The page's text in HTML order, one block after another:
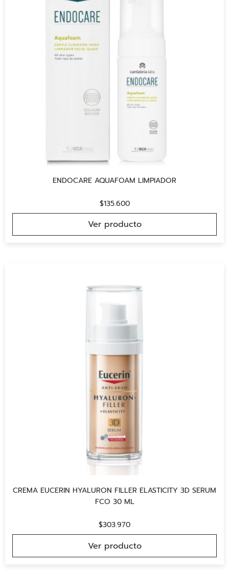
ENDOCARE AQUAFOAM LIMPIADOR
$135.600
Ver producto
CREMA EUCERIN HYALURON FILLER ELASTICITY 3D SERUM
FCO 30 ML
$303.970
Ver producto